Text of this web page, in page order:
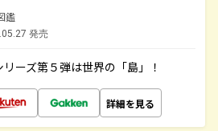
鑑
発売
リーズ第５弾は世界の「島」！
詳細を見る